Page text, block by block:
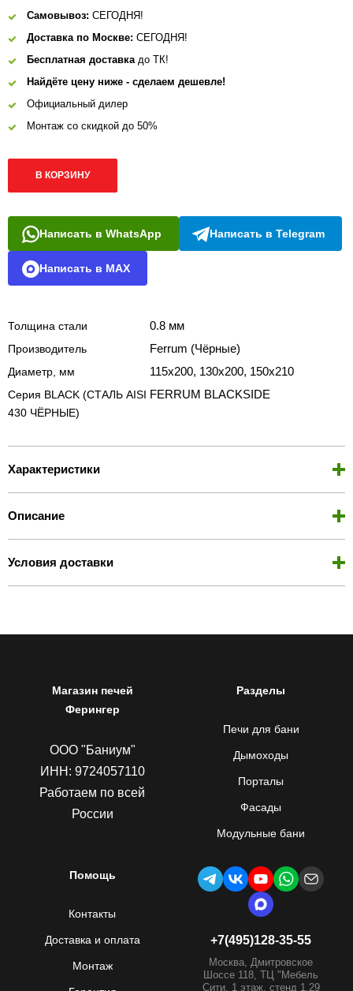
Самовывоз: СЕГОДНЯ!
Доставка по Москве: СЕГОДНЯ!
Бесплатная доставкадо ТК!
Найдёте цену ниже - сделаем дешевле!
Официальный дилер
Монтаж со скидкой до 50%
В КОРЗИНУ
Написать в WhatsApp Написать в Telegram
Написать в MAX
Толщина стали 0.8 мм
Производитель Ferrum (Чёрные)
Диаметр, мм 115х200, 130х200, 150х210
Серия BLACK (СТАЛЬ AISI
430 ЧЁРНЫЕ)
FERRUM BLACKSIDE
Характеристики
Описание
Условия доставки
Магазин печей
Ферингер
ООО "Баниум"
ИНН: 9724057110
Работаем по всей
России
Разделы
Печи для бани
Дымоходы
Порталы
Фасады
Модульные бани
Помощь
Контакты
Доставка и оплата
Монтаж
+7(495)128-35-55
Москва, Дмитровское
Шоссе 118, ТЦ "Мебель
Сити, 1 этаж, стенд 1.29